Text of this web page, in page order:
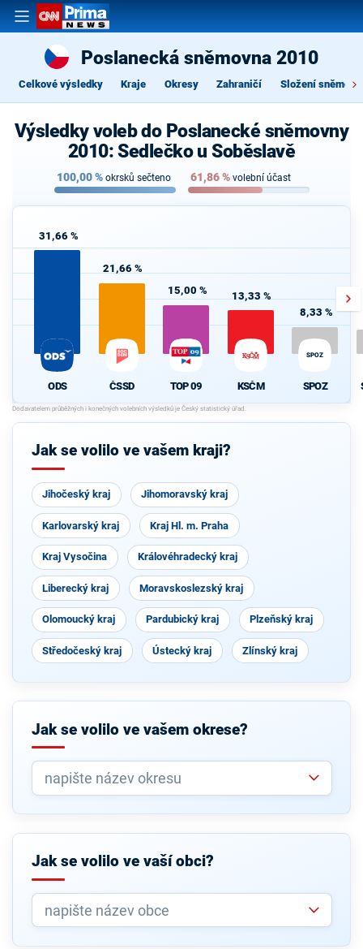
Poslanecká sněmovna 2010
Celkové výsledky Kraje Okresy Zahraničí Složení
Výsledky voleb do Poslanecké sněmovny
2010: Sedlečko u Soběslavě
100,00% okrsků sečteno 61,86% volební účast
31,66 %
ODS
21,66 %
ČSSD
15,00 %
TOP 09
13,33 %
KSČM
8,33 %
SPOZ
SPOZ
Jak se volilo ve vašem kraji?
Jihočeský kraj Jihomoravský kraj
Karlovarský kraj Kraj Hl. m. Praha
Kraj Vysočina Královéhradecký kraj
Liberecký kraj Moravskoslezský kraj
Olomoucký kraj Pardubický kraj Plzeňský kraj
Středočeský kraj Ústecký kraj Zlínský kraj
Jak se volilo ve vašem okrese?
Jak se volilo ve vaší obci?